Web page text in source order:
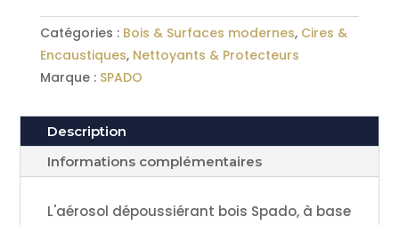
bois
500ml
SPADO
Catégories : Bois & Surfaces modernes, Cires &
Encaustiques, Nettoyants & Protecteurs
Marque : SPADO
Description
Informations complémentaires
L'aérosol dépoussiérant bois Spado, à base